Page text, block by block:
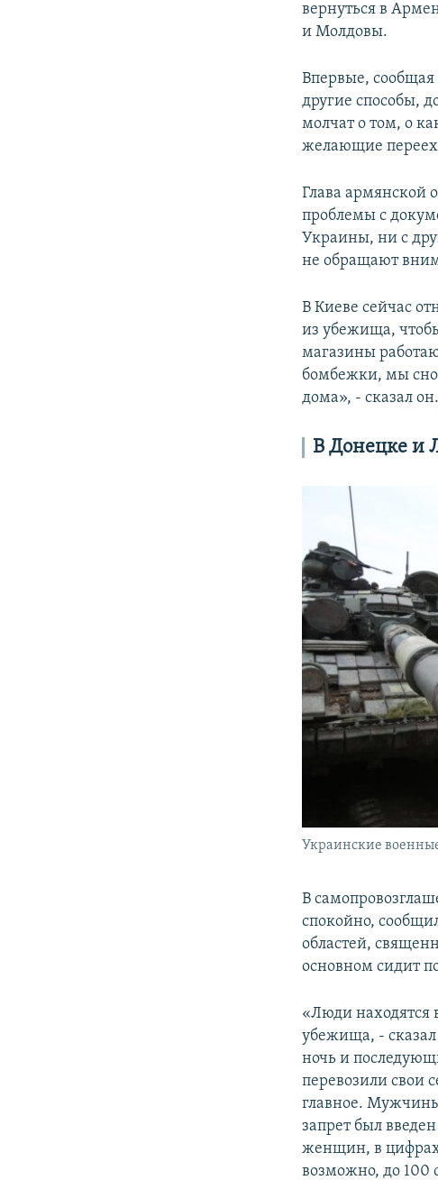
вернуться в
и Молдовы.
Впервые,
другие способы,
молчат о том, о
желающие
Глава армянской
проблемы с
Украины, ни с
не обращают
В Киеве сейчас
из убежища,
магазины
бомбежки, мы
дома», - сказал он.
В Донецке и
Украинские
В
спокойно,
областей,
основном сидит
«Люди находятся
убежища, -
ночь и
перевозили свои
главное.
запрет был
женщин, в цифрах
возможно, до 100